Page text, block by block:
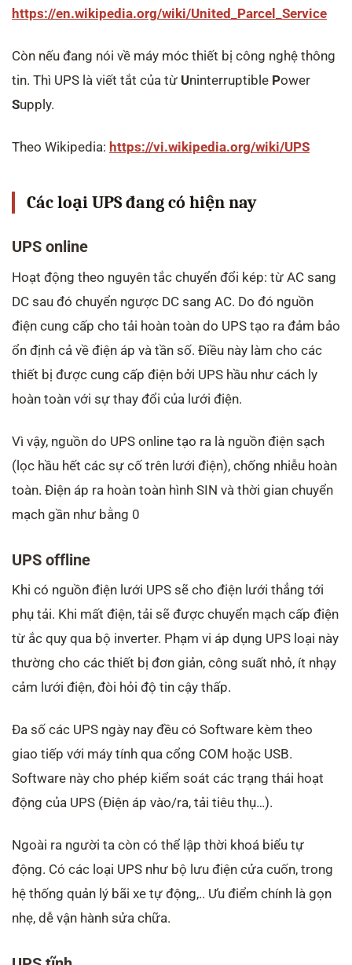
https://en.wikipedia.org/wiki/United_Parcel_Service
Còn nếu đang nói về máy móc thiết bị công nghệ thông
tin. Thì UPS là viết tắt của từ Uninterruptible Power
Supply.
Theo Wikipedia: https://vi.wikipedia.org/wiki/UPS
Các loại UPS đang có hiện nay
UPS online
Hoạt động theo nguyên tắc chuyển đổi kép: từ AC sang
DC sau đó chuyển ngược DC sang AC. Do đó nguồn
điện cung cấp cho tải hoàn toàn do UPS tạo ra đảm bảo
ổn định cả về điện áp và tần số. Điều này làm cho các
thiết bị được cung cấp điện bởi UPS hầu như cách ly
hoàn toàn với sự thay đổi của lưới điện.
Vì vậy, nguồn do UPS online tạo ra là nguồn điện sạch
(lọc hầu hết các sự cố trên lưới điện), chống nhiễu hoàn
toàn. Điện áp ra hoàn toàn hình SIN và thời gian chuyển
mạch gần như bằng 0
UPS offline
Khi có nguồn điện lưới UPS sẽ cho điện lưới thẳng tới
phụ tải. Khi mất điện, tải sẽ được chuyển mạch cấp điện
từ ắc quy qua bộ inverter. Phạm vi áp dụng UPS loại này
thường cho các thiết bị đơn giản, công suất nhỏ, ít nhạy
cảm lưới điện, đòi hỏi độ tin cậy thấp.
Đa số các UPS ngày nay đều có Software kèm theo
giao tiếp với máy tính qua cổng COM hoặc USB.
Software này cho phép kiểm soát các trạng thái hoạt
động của UPS (Điện áp vào/ra, tải tiêu thụ…).
Ngoài ra người ta còn có thể lập thời khoá biểu tự
động. Có các loại UPS như bộ lưu điện cửa cuốn, trong
hệ thống quản lý bãi xe tự động,.. Ưu điểm chính là gọn
nhẹ, dễ vận hành sửa chữa.